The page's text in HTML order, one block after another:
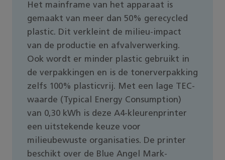
Het mainframe van het apparaat is
gemaakt van meer dan 50% gerecycled
plastic. Dit verkleint de milieu-impact
van de productie en afvalverwerking.
Ook wordt er minder plastic gebruikt in
de verpakkingen en is de tonerverpakking
zelfs 100% plasticvrij. Met een lage TEC-
waarde (Typical Energy Consumption)
van 0,30 kWh is deze A4-kleurenprinter
een uitstekende keuze voor
milieubewuste organisaties. De printer
beschikt over de Blue Angel Mark-